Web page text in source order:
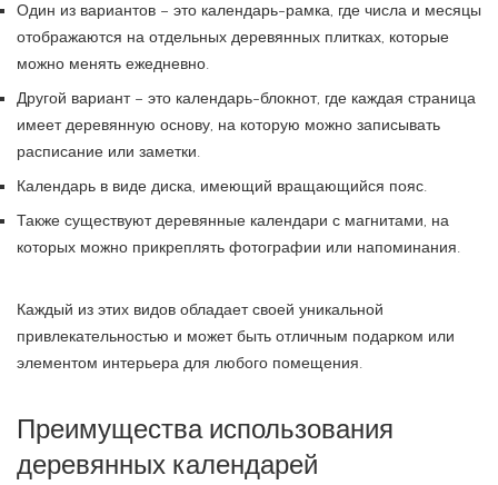
Один из вариантов – это календарь-рамка, где числа и месяцы
отображаются на отдельных деревянных плитках, которые
можно менять ежедневно.
Другой вариант – это календарь-блокнот, где каждая страница
имеет деревянную основу, на которую можно записывать
расписание или заметки.
Календарь в виде диска, имеющий вращающийся пояс.
Также существуют деревянные календари с магнитами, на
которых можно прикреплять фотографии или напоминания.
Каждый из этих видов обладает своей уникальной
привлекательностью и может быть отличным подарком или
элементом интерьера для любого помещения.
Преимущества использования
деревянных календарей